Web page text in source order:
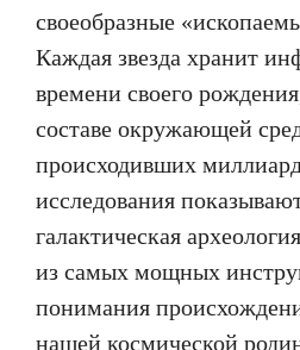
своеобразные
Каждая звезда хранит
времени своего
составе окружающей
происходивших
исследования
галактическая
из самых мощных
понимания
нашей космической